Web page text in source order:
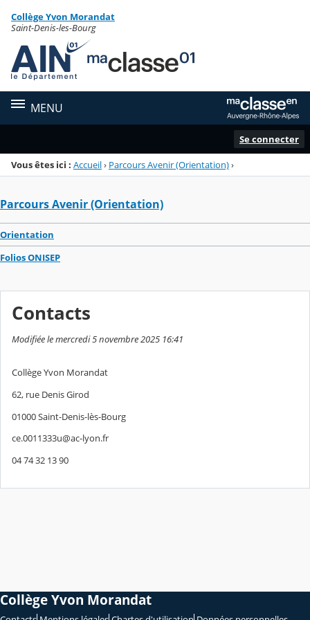
Menu de la rubrique
Contenu
Collège Yvon Morandat
Saint-Denis-les-Bourg
MENU
Se connecter
Vous êtes ici : Accueil› Parcours Avenir (Orientation)›
Parcours Avenir (Orientation)
Orientation
Folios ONISEP
Contacts
Modifiée le mercredi 5 novembre 2025 16:41
Collège Yvon Morandat
62, rue Denis Girod
01000 Saint-Denis-lès-Bourg
ce.0011333u@ac-lyon.fr
04 74 32 13 90
Collège Yvon Morandat